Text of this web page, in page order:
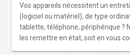
professionnel.les dans leurs
formée depuis plusieurs années à
pédagogique, fera passer un
l’ensemble de vos
Vos appareils nécessitent un
(logiciel ou matériel), de type
tablette, téléphone, périphérique ?
les remettre en état, soit en vous